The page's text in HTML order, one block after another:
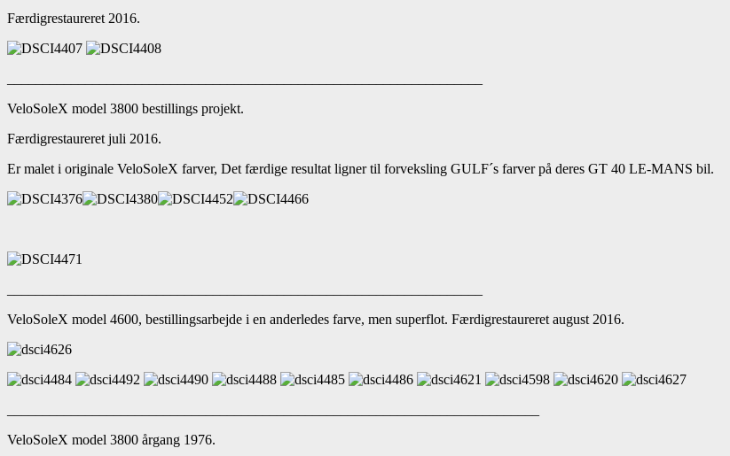
Færdigrestaureret 2016.
VeloSoleX model 3800 bestillings projekt.
Færdigrestaureret juli 2016.
Er malet i originale VeloSoleX farver, Det færdige resultat ligner til forveksling GULF´s farver på deres GT 40 LE-MANS bil.
VeloSoleX model 4600, bestillingsarbejde i en anderledes farve, men superflot. Færdigrestaureret august 2016.
VeloSoleX model 3800 årgang 1976.